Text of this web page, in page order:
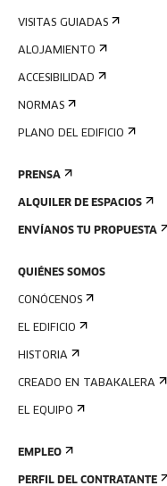
VISITAS GUIADAS
ALOJAMIENTO
ACCESIBILIDAD
NORMAS
PLANO DEL EDIFICIO
PRENSA
ALQUILER DE ESPACIOS
ENVÍANOS TU PROPUESTA
QUIÉNES SOMOS
CONÓCENOS
EL EDIFICIO
HISTORIA
CREADO EN TABAKALERA
EL EQUIPO
EMPLEO
PERFIL DEL CONTRATANTE